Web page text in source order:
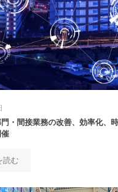
門・間接業務の改善、効率化、
読む